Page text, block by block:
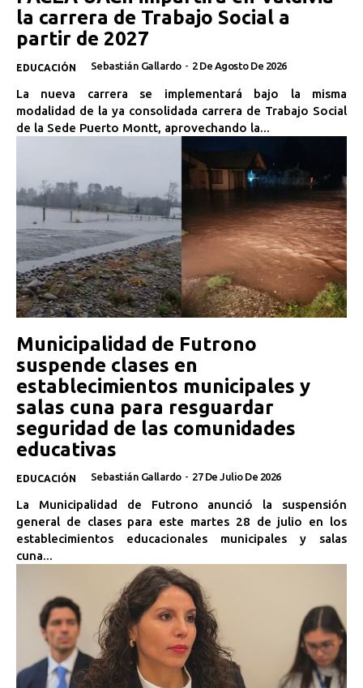
la carrera de Trabajo Social a
partir de 2027
EDUCACIÓN Sebastián Gallardo - 2 De Agosto De 2026
La nueva carrera se implementará bajo la misma
modalidad de la ya consolidada carrera de Trabajo Social
de la Sede Puerto Montt, aprovechando la...
Municipalidad de Futrono
suspende clases en
establecimientos municipales y
salas cuna para resguardar
seguridad de las comunidades
educativas
EDUCACIÓN Sebastián Gallardo - 27 De Julio De 2026
La Municipalidad de Futrono anunció la suspensión
general de clases para este martes 28 de julio en los
establecimientos educacionales municipales y salas
cuna...